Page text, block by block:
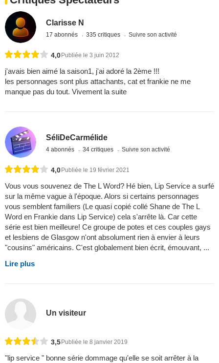
Clarisse N
17 abonnés 335 critiques Suivre son activité
4,0Publiée le 3 juin 2012
j'avais bien aimé la saison1, j'ai adoré la 2ème !!!
les personnages sont plus attachants, cat et frankie ne me
manque pas du tout. Vivement la suite
SéliDeCarmélide
4 abonnés 34 critiques Suivre son activité
4,0Publiée le 19 février 2021
Vous vous souvenez de The L Word? Hé bien, Lip Service a surfé
sur la même vague à l'époque. Alors si certains personnages
vous semblent familiers (Le quasi copié collé Shane de The L
Word en Frankie dans Lip Service) cela s'arrête là. Car cette
série est bien meilleure! Ce groupe de potes et ces couples gays
et lesbiens de Glasgow n'ont absolument rien à envier à leurs
"cousins" américains. C'est globalement bien écrit, émouvant, ...
Lire plus
Un visiteur
3,5 Publiée le 8 janvier 2019
"lip service " bonne série dommage qu'elle se soit arrêter à la